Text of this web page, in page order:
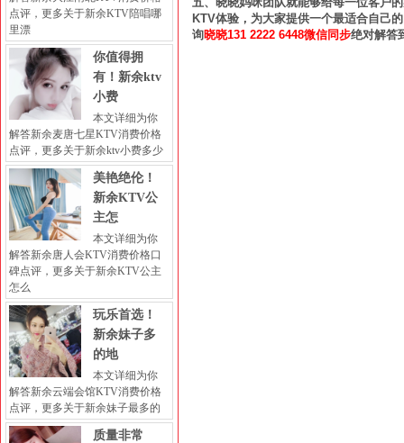
KTV体验，为大家提供一个最适合自己
询晓晓131 2222 6448微信同步绝对解答
点评，更多关于新余KTV陪唱哪
里漂
你值得拥
有！新余ktv
小费
本文详细为你
解答新余麦唐七星KTV消费价格
点评，更多关于新余ktv小费多少
美艳绝伦！
新余KTV公
主怎
本文详细为你
解答新余唐人会KTV消费价格口
碑点评，更多关于新余KTV公主
怎么
玩乐首选！
新余妹子多
的地
本文详细为你
解答新余云端会馆KTV消费价格
点评，更多关于新余妹子最多的
质量非常